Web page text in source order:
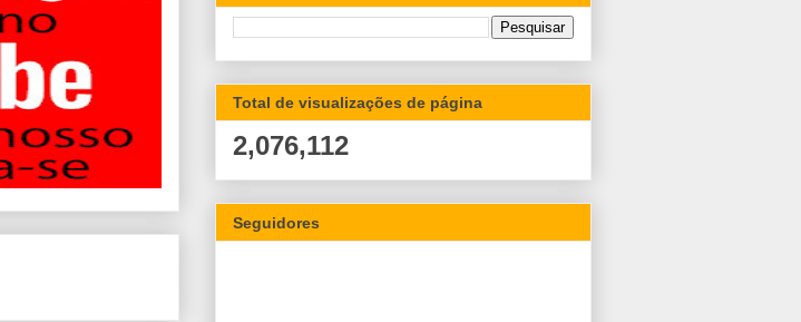
Total de visualizações de página
2,076,112
Seguidores